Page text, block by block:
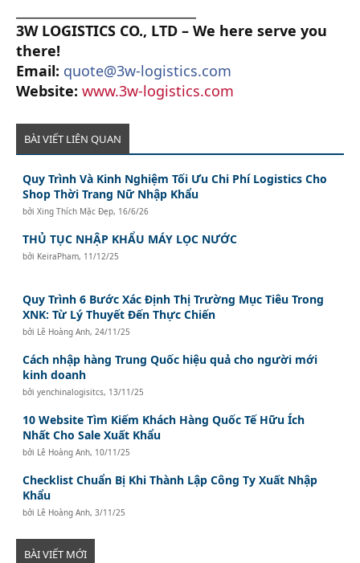
3W LOGISTICS CO., LTD – We here serve you
there!
Email: quote@3w-logistics.com
Website: www.3w-logistics.com
BÀI VIẾT LIÊN QUAN
Quy Trình Và Kinh Nghiệm Tối Ưu Chi Phí Logistics Cho
Shop Thời Trang Nữ Nhập Khẩu
bởiXing Thích Mặc Đẹp, 16/6/26
THỦ TỤC NHẬP KHẨU MÁY LỌC NƯỚC
bởi KeiraPham, 11/12/25
Quy Trình 6 Bước Xác Định Thị Trường Mục Tiêu Trong
XNK: Từ Lý Thuyết Đến Thực Chiến
bởi Lê Hoàng Anh, 24/11/25
Cách nhập hàng Trung Quốc hiệu quả cho người mới
kinh doanh
bởiyenchinalogisitcs, 13/11/25
10 Website Tìm Kiếm Khách Hàng Quốc Tế Hữu Ích
Nhất Cho Sale Xuất Khẩu
bởi Lê Hoàng Anh, 10/11/25
Checklist Chuẩn Bị Khi Thành Lập Công Ty Xuất Nhập
Khẩu
bởi Lê Hoàng Anh,3/11/25
BÀI VIẾT MỚI